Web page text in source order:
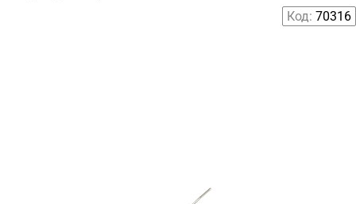
Код: 70316